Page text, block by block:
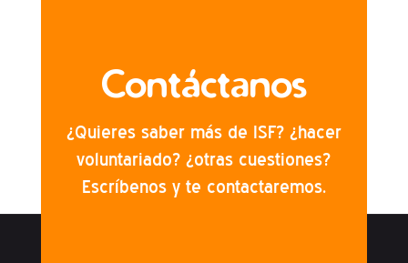
Contáctanos
¿Quieres saber más de ISF? ¿hacer
voluntariado? ¿otras cuestiones?
Escríbenos y te contactaremos.